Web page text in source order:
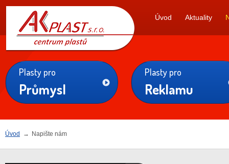
AKPLAST s.r.o.
Úvod Aktuality
Plasty pro
Průmysl
Plasty pro
Reklamu
Úvod → Napište nám